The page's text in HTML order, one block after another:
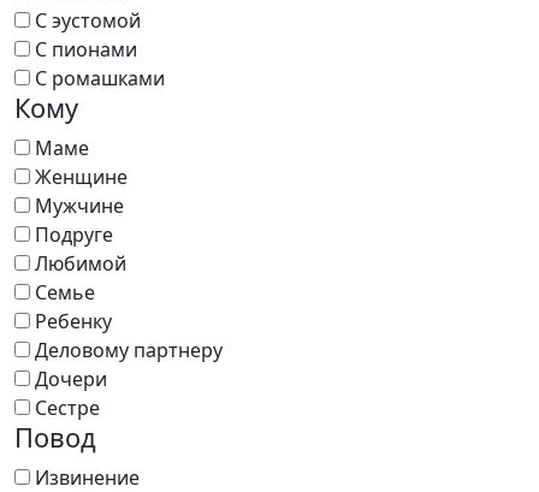
С эустомой
С пионами
С ромашками
Кому
Маме
Женщине
Мужчине
Подруге
Любимой
Семье
Ребенку
Деловому партнеру
Дочери
Сестре
Повод
Извинение